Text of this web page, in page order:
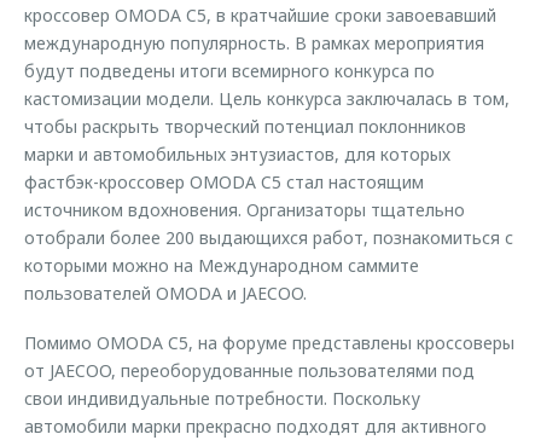
кроссовер OMODA C5, в кратчайшие сроки завоевавший
международную популярность. В рамках мероприятия
будут подведены итоги всемирного конкурса по
кастомизации модели. Цель конкурса заключалась в том,
чтобы раскрыть творческий потенциал поклонников
марки и автомобильных энтузиастов, для которых
фастбэк-кроссовер OMODA C5 стал настоящим
источником вдохновения. Организаторы тщательно
отобрали более 200 выдающихся работ, познакомиться с
которыми можно на Международном саммите
пользователей OMODA и JAECOO.
Помимо OMODA C5, на форуме представлены кроссоверы
от JAECOO, переоборудованные пользователями под
свои индивидуальные потребности. Поскольку
автомобили марки прекрасно подходят для активного